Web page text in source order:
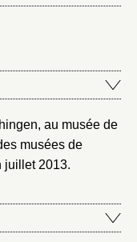
au musée de
musées de
juillet 2013.